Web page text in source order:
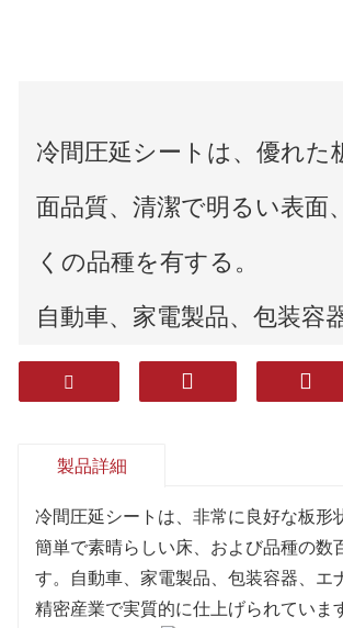
冷間圧延シートは、優れた
面品質、清潔で明るい表面
くの品種を有する。
自動車、家電製品、包装容
ル、建設、その他の産業で
製品詳細
冷間圧延シートは、非常に良好な板形
簡単で素晴らしい床、および品種の数
す。自動車、家電製品、包装容器、エ
精密産業で実質的に仕上げられていま